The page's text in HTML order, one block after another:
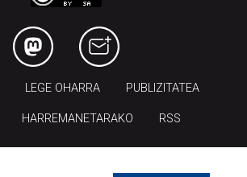
LEGE OHARRA PUBLIZITATEA
HARREMANETARAKO RSS